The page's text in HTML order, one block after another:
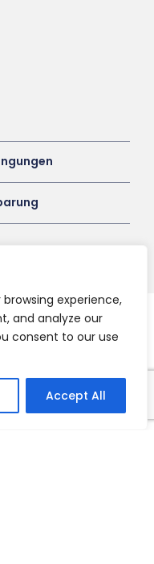
experience,
and analyze our
consent to our use
Accept All
Reserved